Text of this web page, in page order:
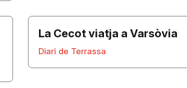
La Cecot viatja a Varsòvia
Diari de Terrassa